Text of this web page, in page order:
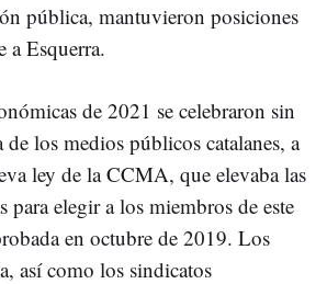
pública, mantuvieron posiciones
a Esquerra.
de 2021 se celebraron sin
los medios públicos catalanes, a
ley de la CCMA, que elevaba las
para elegir a los miembros de este
en octubre de 2019. Los
así como los sindicatos